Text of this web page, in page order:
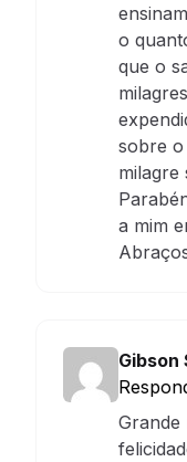
o
que o
sobre
milagre
a mim
Gibson
Grande